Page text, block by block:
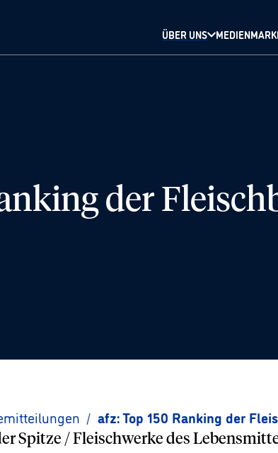
ÜBER UNS
der
/ afz: Top 150 Ranking der
Spitze / Fleischwerke des